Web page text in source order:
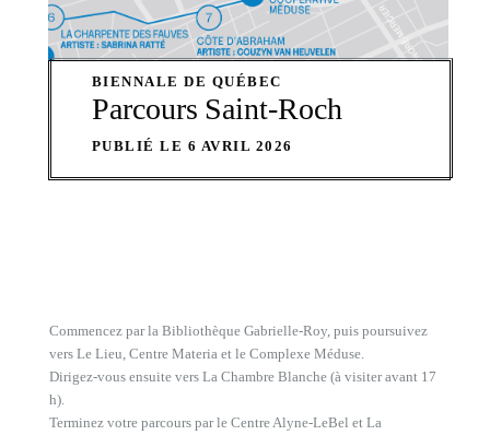
BIENNALE DE QUÉBEC
Parcours Saint-Roch
PUBLIÉ LE 6 AVRIL 2026
Commencez par la Bibliothèque Gabrielle-Roy, puis poursuivez
vers Le Lieu, Centre Materia et le Complexe Méduse.
Dirigez-vous ensuite vers La Chambre Blanche (à visiter avant 17
h).
Terminez votre parcours par le Centre Alyne-LeBel et La